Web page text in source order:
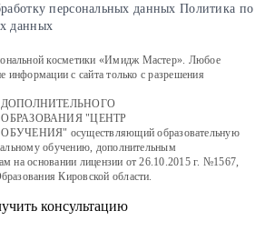
персональных данныхПолитика по
данных
косметики «Имидж Мастер». Любое
информации с сайта только с разрешения
"ЦЕНТР
осуществляющий образовательную
обучению, дополнительным
на основании лицензии от 26.10.2015 г. №1567,
Кировской области.
консультацию